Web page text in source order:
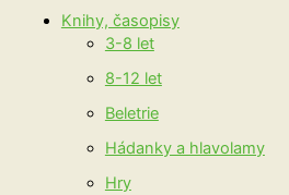
Knihy, časopisy
3-8 let
8-12 let
Beletrie
Hádanky a hlavolamy
Hry